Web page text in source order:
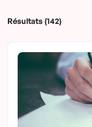
Résultats (142)